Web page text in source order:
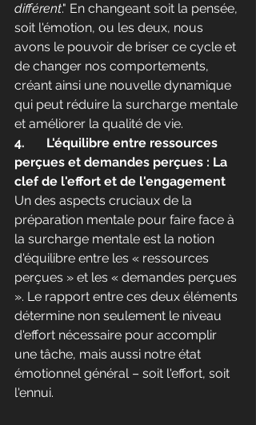
différent." En changeant soit la pensée,
soit l'émotion, ou les deux, nous
avons le pouvoir de briser ce cycle et
de changer nos comportements,
créant ainsi une nouvelle dynamique
qui peut réduire la surcharge mentale
et améliorer la qualité de vie.
4.
perçues et demandes perçues : La
clef de l'effort et de l'engagement
Un des aspects cruciaux de la
préparation mentale pour faire face à
la surcharge mentale est la notion
d'équilibre entre les « ressources
perçues » et les « demandes perçues
». Le rapport entre ces deux éléments
détermine non seulement le niveau
d'effort nécessaire pour accomplir
une tâche, mais aussi notre état
émotionnel général – soit l'effort, soit
l'ennui.